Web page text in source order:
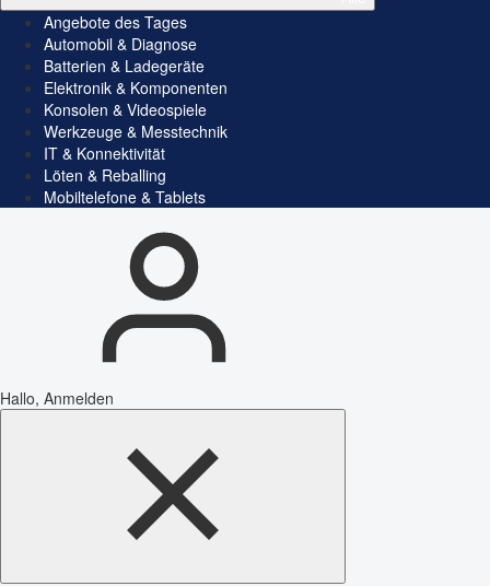
Angebote des Tages
Automobil & Diagnose
Batterien & Ladegeräte
Elektronik & Komponenten
Konsolen & Videospiele
Werkzeuge & Messtechnik
IT & Konnektivität
Löten & Reballing
Mobiltelefone & Tablets
Hallo, Anmelden